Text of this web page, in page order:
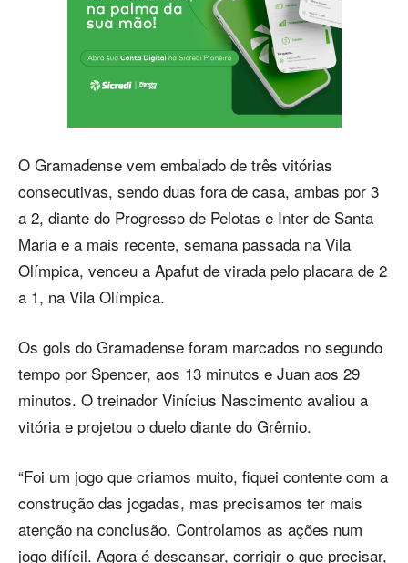
O Gramadense vem embalado de três vitórias
consecutivas, sendo duas fora de casa, ambas por 3
a 2, diante do Progresso de Pelotas e Inter de Santa
Maria e a mais recente, semana passada na Vila
Olímpica, venceu a Apafut de virada pelo placara de 2
a 1, na Vila Olímpica.
Os gols do Gramadense foram marcados no segundo
tempo por Spencer, aos 13 minutos e Juan aos 29
minutos. O treinador Vinícius Nascimento avaliou a
vitória e projetou o duelo diante do Grêmio.
“Foi um jogo que criamos muito, fiquei contente com a
construção das jogadas, mas precisamos ter mais
atenção na conclusão. Controlamos as ações num
jogo difícil. Agora é descansar, corrigir o que precisar,